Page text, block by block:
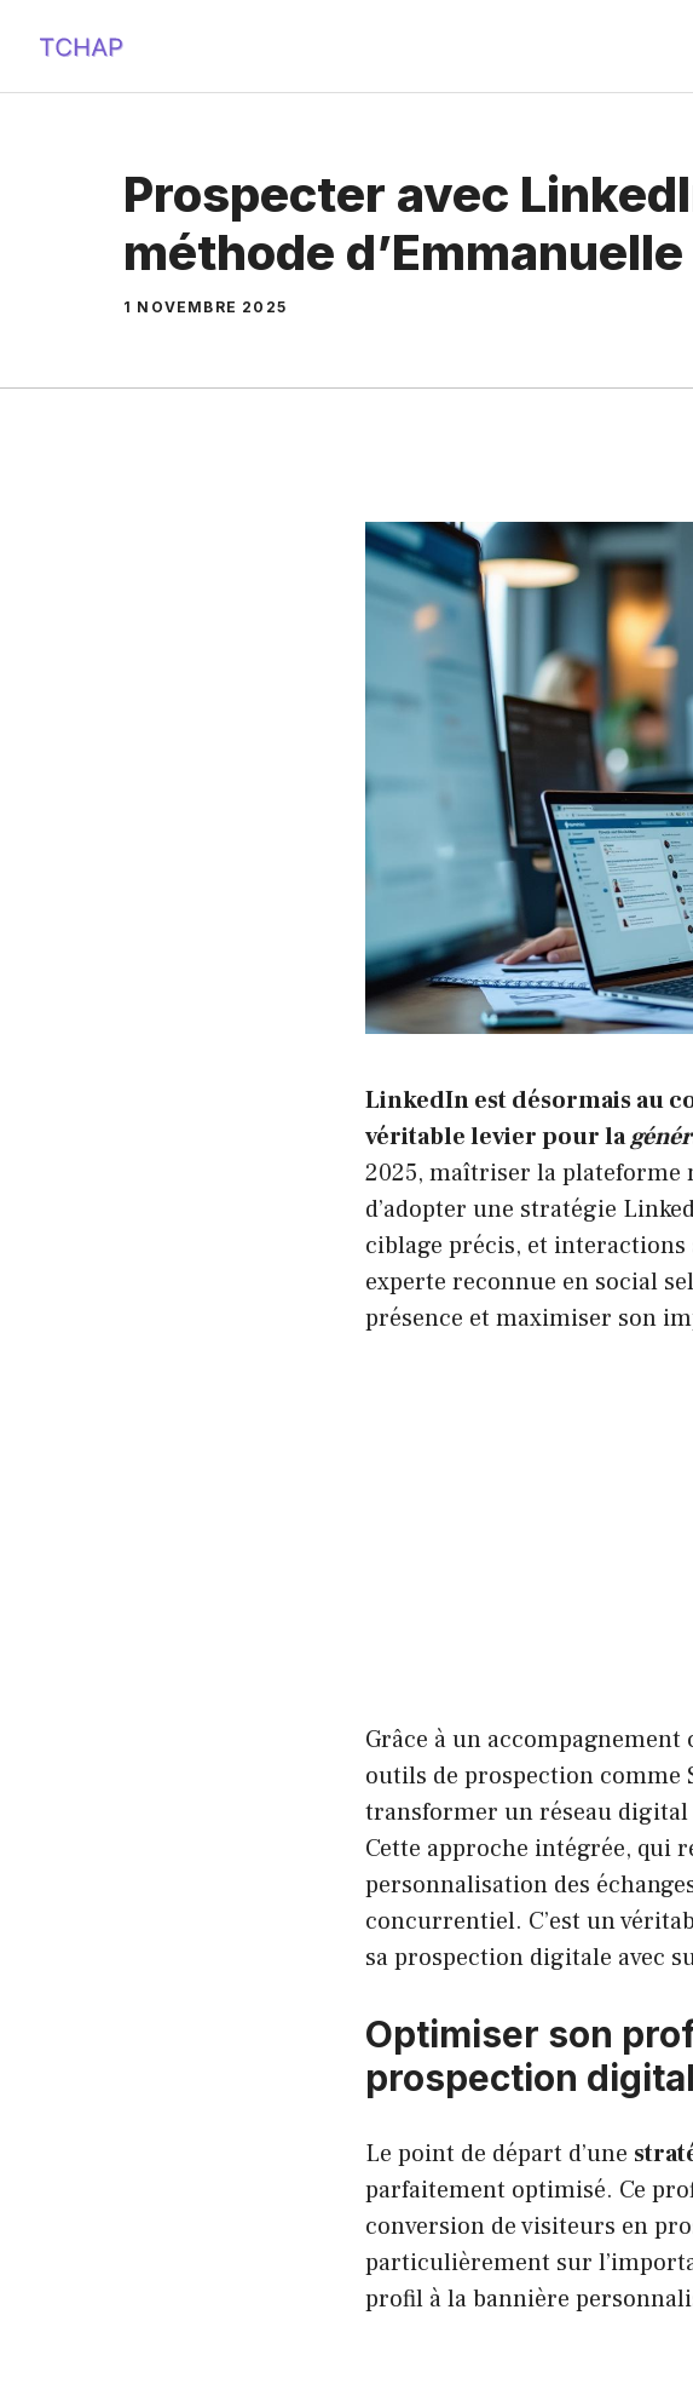
contenu
Prospecter avec
méthode
1 NOVEMBRE 2025
LinkedIn est désormais au
véritable levier pour la
2025, maîtriser la plateforme
d’adopter une stratégie
ciblage précis, et interactions
experte reconnue en social
présence et maximiser son
Grâce à un
outils de prospection comme
transformer un réseau digital
Cette approche intégrée, qui
personnalisation des
concurrentiel. C’est un
sa prospection digitale avec
Optimiser son
prospection
Le point de départ d’une
parfaitement optimisé. Ce
conversion de visiteurs en
particulièrement sur
profil à la bannière